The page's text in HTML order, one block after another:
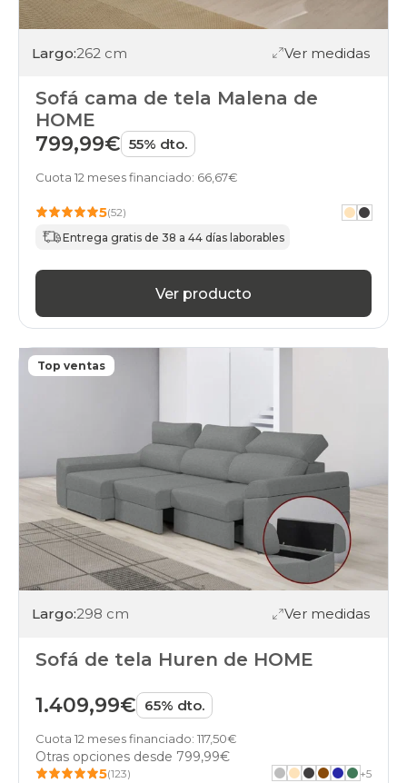
Largo:262 cm Ver medidas
Sofá cama de tela Malena de
HOME
799,99€ 55% dto.
Cuota 12 meses financiado: 66,67€
5(52)
Entrega gratis de 38 a 44 días laborables
Ver producto
Top ventas
Largo:298 cm Ver medidas
Sofá de tela Huren de HOME
1.409,99€ 65% dto.
Cuota 12 meses financiado: 117,50€
Otras opciones desde 799,99€
5(123) +5